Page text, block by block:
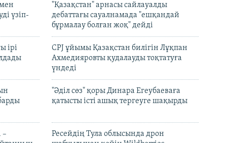
үзіп-
"Қазақстан" арнасы сайлауалды
дебаттағы сауалнамада "ешқандай
бұрмалау болған жоқ" дейді
ірі
CPJ ұйымы Қазақстан билігін Лұқпан
Ахмедияровты қудалауды тоқтатуға
үндеді
"Әділ сөз" қоры Динара Егеубаеваға
қатысты істі ашық тергеуге шақырды
–
Ресейдің Тула облысында дрон